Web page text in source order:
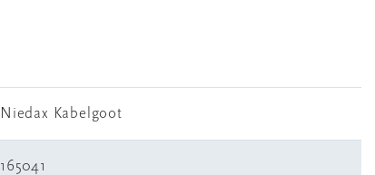
Niedax Kabelgoot
165041